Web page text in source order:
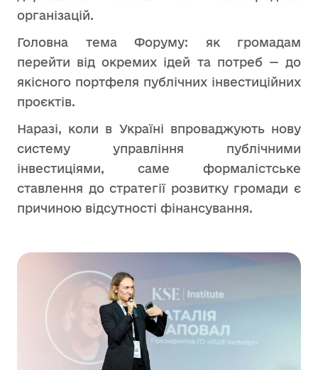
організацій.
Головна тема Форуму: як громадам
перейти від окремих ідей та потреб — до
якісного портфеля публічних інвестиційних
проєктів.
Наразі, коли в Україні впроваджують нову
систему управління публічними
інвестиціями, саме формалістське
ставлення до стратегії розвитку громади є
причиною відсутності фінансування.